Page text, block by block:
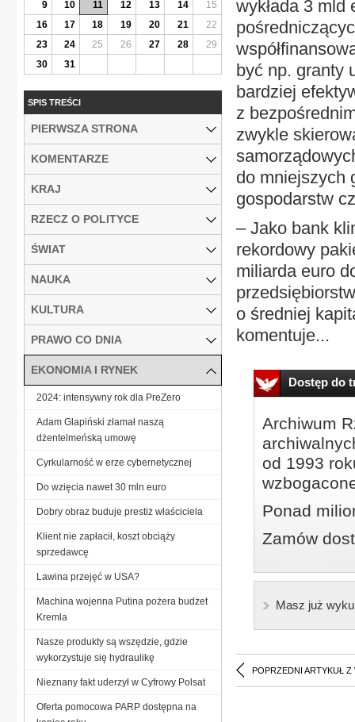
wykłada 3 mld
być np. granty
bardziej
z
zwykle
do mniejszych
gospodarstw
– Jako bank
rekordowy
miliarda euro
o średniej
komentuje...
Dostęp do
Archiwum
od 1993
Ponad
Zamów
Masz już
POPRZEDNI ARTYKUŁ Z
9
10 11 12 13 14
15
16
17 18 19 20 21
22
23
24 25 26 27 28
29
30
31
SPIS TREŚCI
PIERWSZA STRONA
KOMENTARZE
KRAJ
RZECZ O POLITYCE
ŚWIAT
NAUKA
KULTURA
PRAWO CO DNIA
EKONOMIA I RYNEK
2024: intensywny rok dla PreZero
Adam Glapiński złamał naszą
dżentelmeńską umowę
Cyrkularność w erze cybernetycznej
Do wzięcia nawet 30 mln euro
Dobry obraz buduje prestiż właściciela
Klient nie zapłacił, koszt obciąży
sprzedawcę
Lawina przejęć w USA?
Machina wojenna Putina pożera budżet
Kremla
Nasze produkty są wszędzie, gdzie
wykorzystuje się hydraulikę
Nieznany fakt uderzył w Cyfrowy Polsat
Oferta pomocowa PARP dostępna na